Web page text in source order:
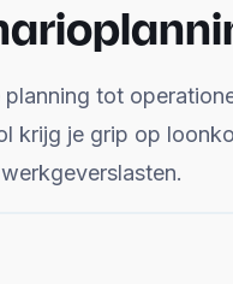
tot
krijg je grip op
werkgeverslasten.